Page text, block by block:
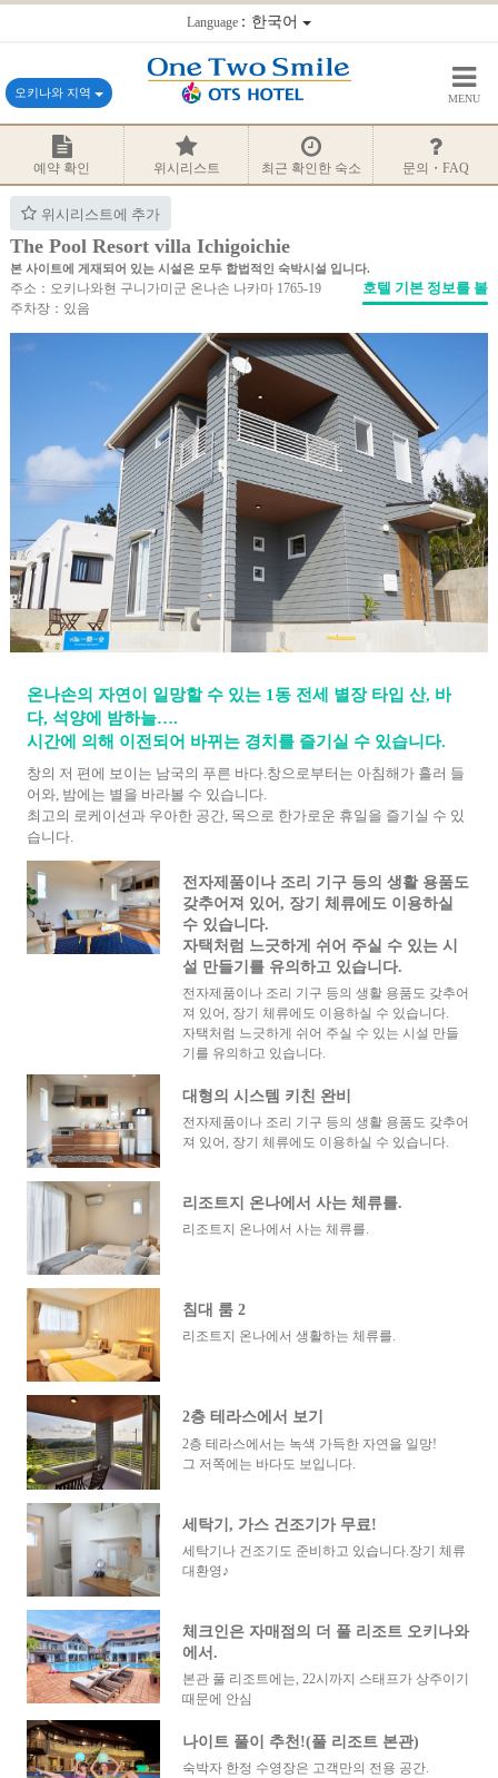
Language：한국어
오키나와 지역 MENU
예약 확인 위시리스트 최근 확인한 숙소 문의・FAQ
위시리스트에 추가
The Pool Resort villa Ichigoichie
본 사이트에 게재되어 있는 시설은 모두 합법적인 숙박시설 입니다.
주소：오키나와현 구니가미군 온나손 나카마 1765-19
주차장：있음
호텔 기본 정보를 볼
온나손의 자연이 일망할 수 있는 1동 전세 별장 타입 산, 바
다, 석양에 밤하늘….
시간에 의해 이전되어 바뀌는 경치를 즐기실 수 있습니다.
창의 저 편에 보이는 남국의 푸른 바다.창으로부터는 아침해가 흘러 들
어와, 밤에는 별을 바라볼 수 있습니다.
최고의 로케이션과 우아한 공간, 목으로 한가로운 휴일을 즐기실 수 있
습니다.
전자제품이나 조리 기구 등의 생활 용품도
갖추어져 있어, 장기 체류에도 이용하실
수 있습니다.
자택처럼 느긋하게 쉬어 주실 수 있는 시
설 만들기를 유의하고 있습니다.
전자제품이나 조리 기구 등의 생활 용품도 갖추어
져 있어, 장기 체류에도 이용하실 수 있습니다.
자택처럼 느긋하게 쉬어 주실 수 있는 시설 만들
기를 유의하고 있습니다.
대형의 시스템 키친 완비
전자제품이나 조리 기구 등의 생활 용품도 갖추어
져 있어, 장기 체류에도 이용하실 수 있습니다.
리조트지 온나에서 사는 체류를.
리조트지 온나에서 사는 체류를.
침대 룸 2
리조트지 온나에서 생활하는 체류를.
2층 테라스에서 보기
2층 테라스에서는 녹색 가득한 자연을 일망!
그 저쪽에는 바다도 보입니다.
세탁기, 가스 건조기가 무료!
세탁기나 건조기도 준비하고 있습니다.장기 체류
대환영♪
체크인은 자매점의 더 풀 리조트 오키나와
에서.
본관 풀 리조트에는, 22시까지 스태프가 상주이기
때문에 안심
나이트 풀이 추천!(풀 리조트 본관)
숙박자 한정 수영장은 고객만의 전용 공간.